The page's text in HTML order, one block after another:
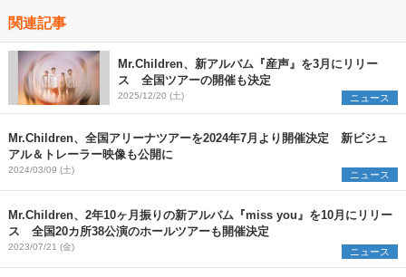
関連記事
Mr.Children、新アルバム『産声』を3月にリリー
ス 全国ツアーの開催も決定
2025/12/20 (土) ニュース
Mr.Children、全国アリーナツアーを2024年7月より開催決定 新ビジュ
アル＆トレーラー映像も公開に
2024/03/09 (土) ニュース
Mr.Children、2年10ヶ月振りの新アルバム『miss you』を10月にリリー
ス 全国20カ所38公演のホールツアーも開催決定
2023/07/21 (金) ニュース